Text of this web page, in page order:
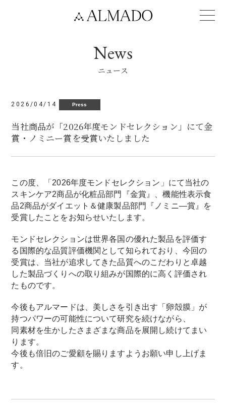
News
ニュース
2026/04/14 Press
当社商品が「2026年度モンドセレクション」にて金
賞・ノミニー賞を受賞いたしました
この度、「2026年度モンドセレクション」にて当社の
スキンケア2商品が化粧品部門『金賞』、機能性表示食
品2商品がダイエット＆健康製品部門『ノミニ―賞』を
受賞したことをお知らせいたします。
モンドセレクションは世界各国の優れた製品を評価す
る国際的な品質評価機関として知られており、今回の
受賞は、当社が追求してきた品質へのこだわりと卓越
した製品づくりへの取り組みが国際的に高く評価され
たものです。
今後もアルマードは、美しさを引き出す「卵殻膜」が
持つパワーの可能性について研究を続けながら、
同素材を生かしたさまざまな商品を展開し続けてまい
ります。
今後も倍旧のご愛顧を賜りますようお願い申し上げま
す。